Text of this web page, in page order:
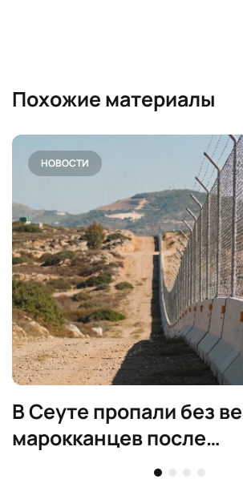
Похожие материалы
НОВОСТИ
В Сеуте пропали без
марокканцев после
миграционного кризиса